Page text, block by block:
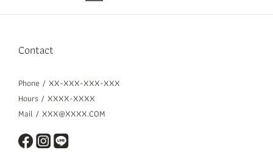
Contact
Phone / XX-XXX-XXX-XXX
Hours / XXXX-XXXX
Mail / XXX@XXXX.COM